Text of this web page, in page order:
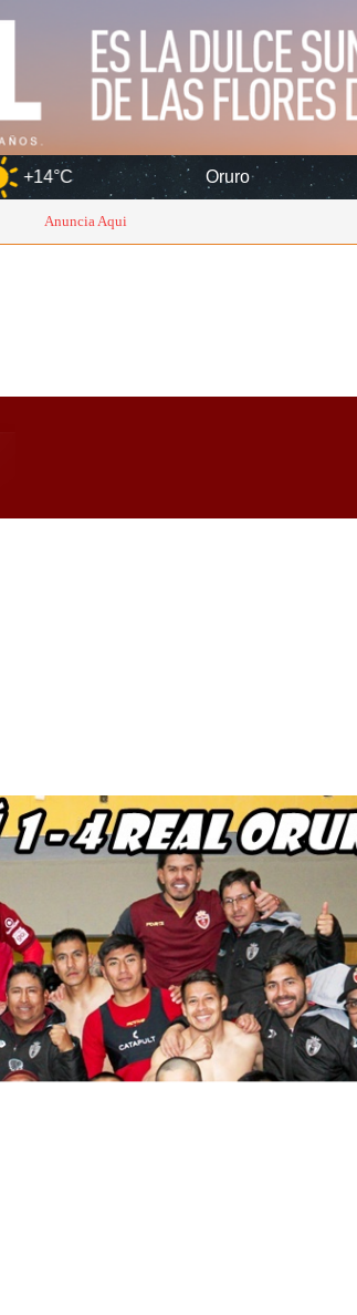
Oruro 6 Ago
Anuncia Aqui